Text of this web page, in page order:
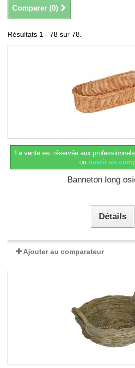
Comparer (0)
Résultats 1 - 78 sur 78.
La vente est réservée aux
ou ouvrir un
Banneton long
Détails
Ajouter au comparateur